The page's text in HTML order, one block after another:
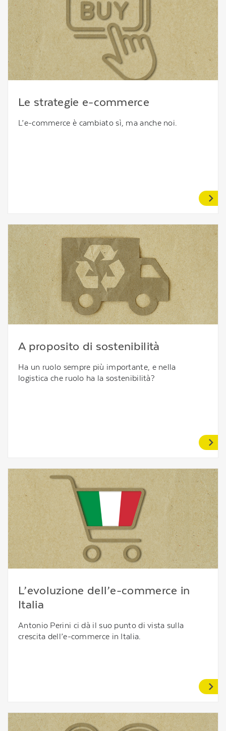
Le strategie e-commerce
L’e-commerce è cambiato sì, ma anche noi.
A proposito di sostenibilità
Ha un ruolo sempre più importante, e nella
logistica che ruolo ha la sostenibilità?
L’evoluzione dell’e-commerce in
Italia
Antonio Perini ci dà il suo punto di vista sulla
crescita dell’e-commerce in Italia.